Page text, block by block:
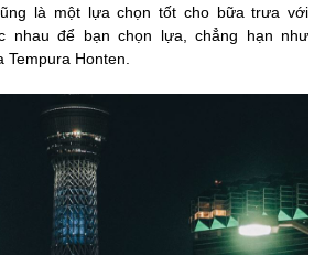
là một lựa chọn tốt cho bữa trưa với
nhau để bạn chọn lựa, chẳng hạn như
Tempura Honten.